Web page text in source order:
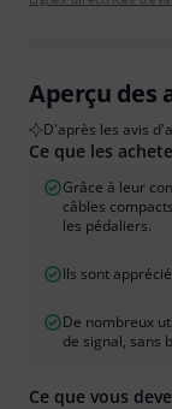
Aperçu des
D'après les avis
Ce que les
Grâce à leur
câbles
les pédaliers.
Ils sont
De nombreux
de signal, sans
Ce que vous